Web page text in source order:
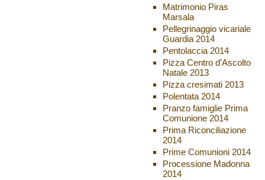
Matrimonio Piras
Marsala
Pellegrinaggio vicariale
Guardia 2014
Pentolaccia 2014
Pizza Centro d’Ascolto
Natale 2013
Pizza cresimati 2013
Polentata 2014
Pranzo famiglie Prima
Comunione 2014
Prima Riconciliazione
2014
Prime Comunioni 2014
Processione Madonna
2014